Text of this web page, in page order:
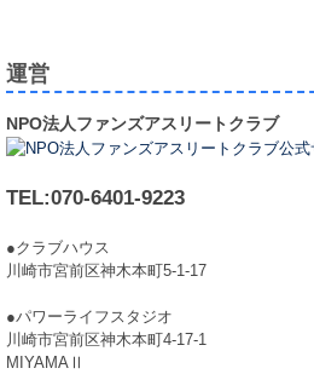
運営
NPO法人ファンズアスリートクラブ
TEL:070-6401-9223
●クラブハウス
川崎市宮前区神木本町5-1-17
●パワーライフスタジオ
川崎市宮前区神木本町4-17-1
MIYAMAⅡ